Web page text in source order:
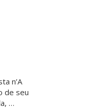
n’A
de seu
…